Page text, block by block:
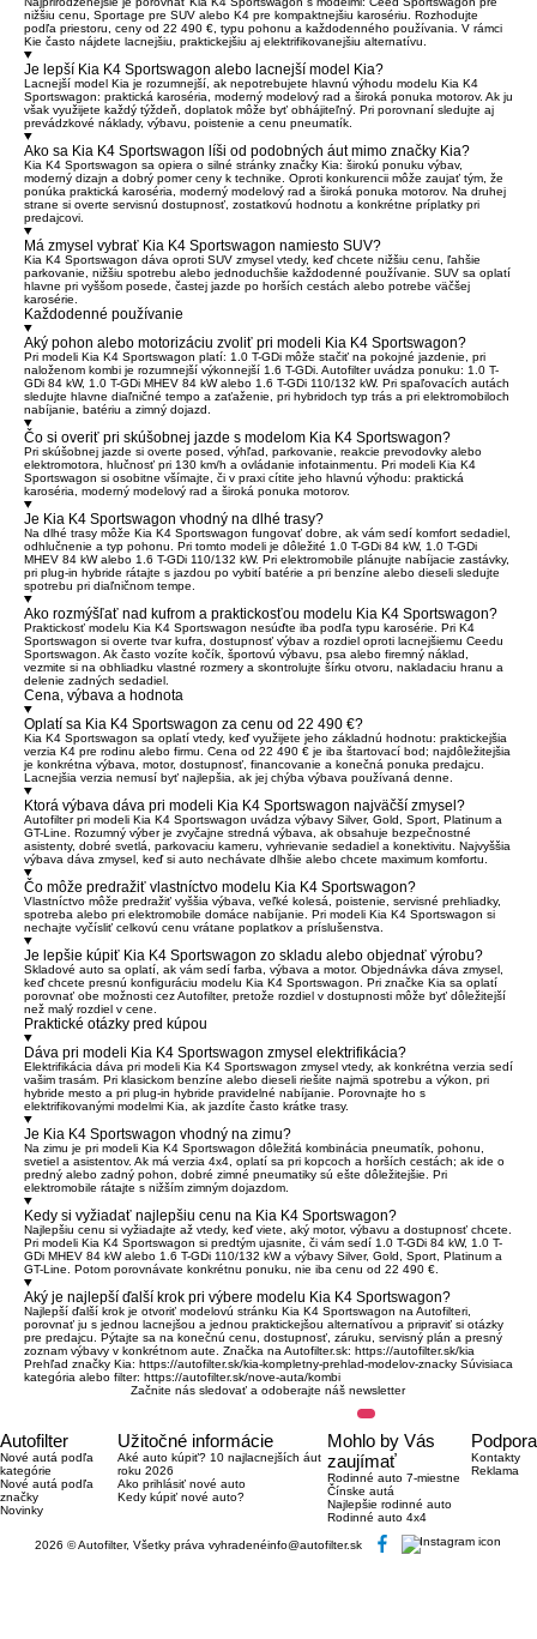
nižšiu cenu, Sportage pre SUV alebo K4 pre kompaktnejšiu karosériu. Rozhodujte
podľa priestoru, ceny od 22 490 €, typu pohonu a každodenného používania. V rámci
Kie často nájdete lacnejšiu, praktickejšiu aj elektrifikovanejšiu alternatívu.
Je lepší Kia K4 Sportswagon alebo lacnejší model Kia?
Lacnejší model Kia je rozumnejší, ak nepotrebujete hlavnú výhodu modelu Kia K4
Sportswagon: praktická karoséria, moderný modelový rad a široká ponuka motorov. Ak ju
však využijete každý týždeň, doplatok môže byť obhájiteľný. Pri porovnaní sledujte aj
prevádzkové náklady, výbavu, poistenie a cenu pneumatík.
Ako sa Kia K4 Sportswagon líši od podobných áut mimo značky Kia?
Kia K4 Sportswagon sa opiera o silné stránky značky Kia: širokú ponuku výbav,
moderný dizajn a dobrý pomer ceny k technike. Oproti konkurencii môže zaujať tým, že
ponúka praktická karoséria, moderný modelový rad a široká ponuka motorov. Na druhej
strane si overte servisnú dostupnosť, zostatkovú hodnotu a konkrétne príplatky pri
predajcovi.
Má zmysel vybrať Kia K4 Sportswagon namiesto SUV?
Kia K4 Sportswagon dáva oproti SUV zmysel vtedy, keď chcete nižšiu cenu, ľahšie
parkovanie, nižšiu spotrebu alebo jednoduchšie každodenné používanie. SUV sa oplatí
hlavne pri vyššom posede, častej jazde po horších cestách alebo potrebe väčšej
karosérie.
Každodenné používanie
Aký pohon alebo motorizáciu zvoliť pri modeli Kia K4 Sportswagon?
Pri modeli Kia K4 Sportswagon platí: 1.0 T-GDi môže stačiť na pokojné jazdenie, pri
naloženom kombi je rozumnejší výkonnejší 1.6 T-GDi. Autofilter uvádza ponuku: 1.0 T-
GDi 84 kW, 1.0 T-GDi MHEV 84 kW alebo 1.6 T-GDi 110/132 kW. Pri spaľovacích autách
sledujte hlavne diaľničné tempo a zaťaženie, pri hybridoch typ trás a pri elektromobiloch
nabíjanie, batériu a zimný dojazd.
Čo si overiť pri skúšobnej jazde s modelom Kia K4 Sportswagon?
Pri skúšobnej jazde si overte posed, výhľad, parkovanie, reakcie prevodovky alebo
elektromotora, hlučnosť pri 130 km/h a ovládanie infotainmentu. Pri modeli Kia K4
Sportswagon si osobitne všímajte, či v praxi cítite jeho hlavnú výhodu: praktická
karoséria, moderný modelový rad a široká ponuka motorov.
Je Kia K4 Sportswagon vhodný na dlhé trasy?
Na dlhé trasy môže Kia K4 Sportswagon fungovať dobre, ak vám sedí komfort sedadiel,
odhlučnenie a typ pohonu. Pri tomto modeli je dôležité 1.0 T-GDi 84 kW, 1.0 T-GDi
MHEV 84 kW alebo 1.6 T-GDi 110/132 kW. Pri elektromobile plánujte nabíjacie zastávky,
pri plug-in hybride rátajte s jazdou po vybití batérie a pri benzíne alebo dieseli sledujte
spotrebu pri diaľničnom tempe.
Ako rozmýšľať nad kufrom a praktickosťou modelu Kia K4 Sportswagon?
Praktickosť modelu Kia K4 Sportswagon nesúďte iba podľa typu karosérie. Pri K4
Sportswagon si overte tvar kufra, dostupnosť výbav a rozdiel oproti lacnejšiemu Ceedu
Sportswagon. Ak často vozíte kočík, športovú výbavu, psa alebo firemný náklad,
vezmite si na obhliadku vlastné rozmery a skontrolujte šírku otvoru, nakladaciu hranu a
delenie zadných sedadiel.
Cena, výbava a hodnota
Oplatí sa Kia K4 Sportswagon za cenu od 22 490 €?
Kia K4 Sportswagon sa oplatí vtedy, keď využijete jeho základnú hodnotu: praktickejšia
verzia K4 pre rodinu alebo firmu. Cena od 22 490 € je iba štartovací bod; najdôležitejšia
je konkrétna výbava, motor, dostupnosť, financovanie a konečná ponuka predajcu.
Lacnejšia verzia nemusí byť najlepšia, ak jej chýba výbava používaná denne.
Ktorá výbava dáva pri modeli Kia K4 Sportswagon najväčší zmysel?
Autofilter pri modeli Kia K4 Sportswagon uvádza výbavy Silver, Gold, Sport, Platinum a
GT-Line. Rozumný výber je zvyčajne stredná výbava, ak obsahuje bezpečnostné
asistenty, dobré svetlá, parkovaciu kameru, vyhrievanie sedadiel a konektivitu. Najvyššia
výbava dáva zmysel, keď si auto nechávate dlhšie alebo chcete maximum komfortu.
Čo môže predražiť vlastníctvo modelu Kia K4 Sportswagon?
Vlastníctvo môže predražiť vyššia výbava, veľké kolesá, poistenie, servisné prehliadky,
spotreba alebo pri elektromobile domáce nabíjanie. Pri modeli Kia K4 Sportswagon si
nechajte vyčísliť celkovú cenu vrátane poplatkov a príslušenstva.
Je lepšie kúpiť Kia K4 Sportswagon zo skladu alebo objednať výrobu?
Skladové auto sa oplatí, ak vám sedí farba, výbava a motor. Objednávka dáva zmysel,
keď chcete presnú konfiguráciu modelu Kia K4 Sportswagon. Pri značke Kia sa oplatí
porovnať obe možnosti cez Autofilter, pretože rozdiel v dostupnosti môže byť dôležitejší
než malý rozdiel v cene.
Praktické otázky pred kúpou
Dáva pri modeli Kia K4 Sportswagon zmysel elektrifikácia?
Elektrifikácia dáva pri modeli Kia K4 Sportswagon zmysel vtedy, ak konkrétna verzia sedí
vašim trasám. Pri klasickom benzíne alebo dieseli riešite najmä spotrebu a výkon, pri
hybride mesto a pri plug-in hybride pravidelné nabíjanie. Porovnajte ho s
elektrifikovanými modelmi Kia, ak jazdíte často krátke trasy.
Je Kia K4 Sportswagon vhodný na zimu?
Na zimu je pri modeli Kia K4 Sportswagon dôležitá kombinácia pneumatík, pohonu,
svetiel a asistentov. Ak má verzia 4x4, oplatí sa pri kopcoch a horších cestách; ak ide o
predný alebo zadný pohon, dobré zimné pneumatiky sú ešte dôležitejšie. Pri
elektromobile rátajte s nižším zimným dojazdom.
Kedy si vyžiadať najlepšiu cenu na Kia K4 Sportswagon?
Najlepšiu cenu si vyžiadajte až vtedy, keď viete, aký motor, výbavu a dostupnosť chcete.
Pri modeli Kia K4 Sportswagon si predtým ujasnite, či vám sedí 1.0 T-GDi 84 kW, 1.0 T-
GDi MHEV 84 kW alebo 1.6 T-GDi 110/132 kW a výbavy Silver, Gold, Sport, Platinum a
GT-Line. Potom porovnávate konkrétnu ponuku, nie iba cenu od 22 490 €.
Aký je najlepší ďalší krok pri výbere modelu Kia K4 Sportswagon?
Najlepší ďalší krok je otvoriť modelovú stránku Kia K4 Sportswagon na Autofilteri,
porovnať ju s jednou lacnejšou a jednou praktickejšou alternatívou a pripraviť si otázky
pre predajcu. Pýtajte sa na konečnú cenu, dostupnosť, záruku, servisný plán a presný
zoznam výbavy v konkrétnom aute. Značka na Autofilter.sk: https://autofilter.sk/kia
Prehľad značky Kia: https://autofilter.sk/kia-kompletny-prehlad-modelov-znacky Súvisiaca
kategória alebo filter: https://autofilter.sk/nove-auta/kombi
Začnite nás sledovať a odoberajte náš newsletter
Autofilter
Nové autá podľa
kategórie
Nové autá podľa
značky
Novinky
Užitočné informácie
Aké auto kúpiť? 10 najlacnejších áut
roku 2026
Ako prihlásiť nové auto
Kedy kúpiť nové auto?
Mohlo by Vás
zaujímať
Rodinné auto 7-miestne
Čínske autá
Najlepšie rodinné auto
Rodinné auto 4x4
Podpora
Kontakty
Reklama
2026 © Autofilter, Všetky práva vyhradenéinfo@autofilter.sk